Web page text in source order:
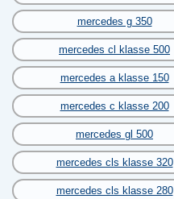
mercedes g 350
mercedes cl klasse 500
mercedes a klasse 150
mercedes c klasse 200
mercedes gl 500
mercedes cls klasse 320
mercedes cls klasse 280